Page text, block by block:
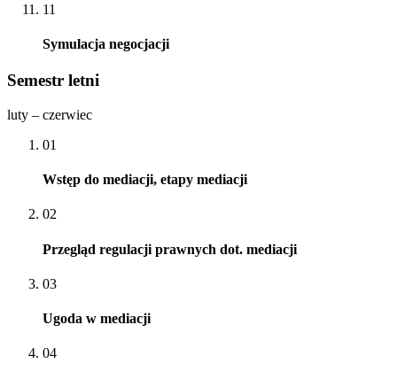
11
Symulacja negocjacji
Semestr letni
luty – czerwiec
01
Wstęp do mediacji, etapy mediacji
02
Przegląd regulacji prawnych dot. mediacji
03
Ugoda w mediacji
04